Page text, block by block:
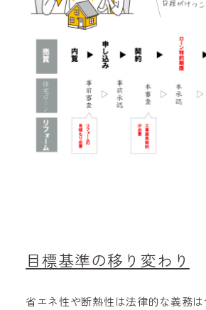
目標基準の移り変わり
省エネ性や断熱性は法律的な義務